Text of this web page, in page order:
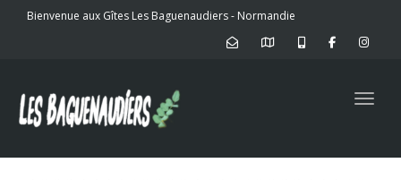
Bienvenue aux Gîtes Les Baguenaudiers - Normandie